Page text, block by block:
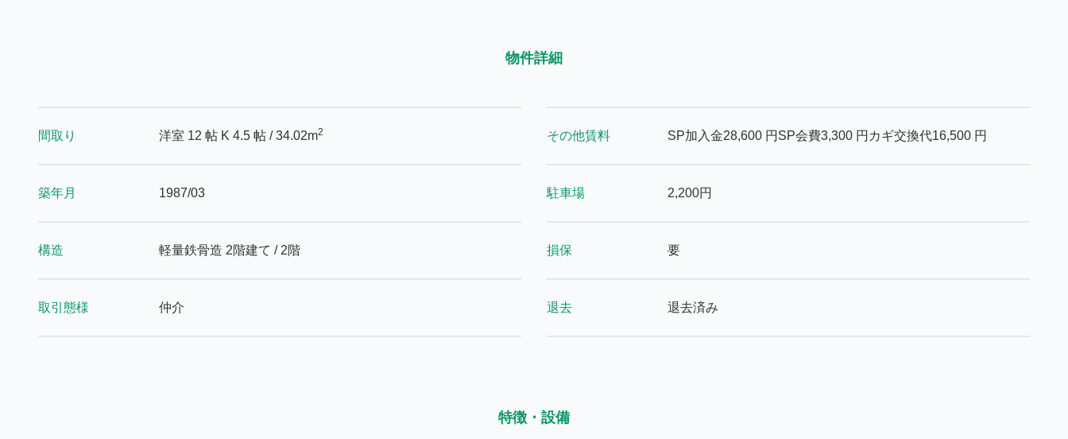
物件詳細
間取り 洋室 12 帖 K 4.5 帖 / 34.02m2
築年月 1987/03
構造 軽量鉄骨造 2階建て / 2階
取引態様 仲介
その他賃料 SP加入金28,600 円 SP会費3,300 円 カギ交換代16,500 円
駐車場 2,200円
損保 要
退去 退去済み
特徴・設備